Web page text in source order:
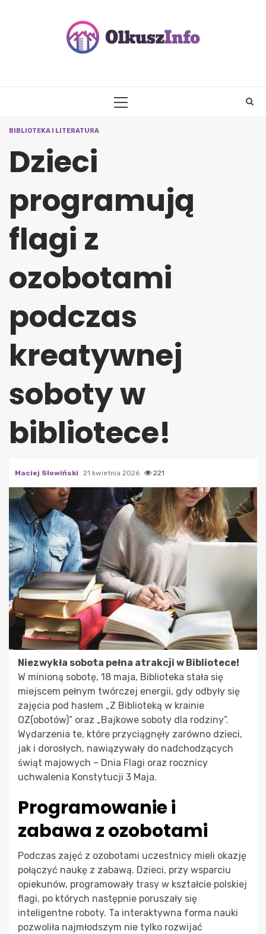
PRIMARY
BIBLIOTEKA I LITERATURA
Dzieci
programują
flagi z
ozobotami
podczas
kreatywnej
soboty w
bibliotece!
Maciej Słowiński 21 kwietnia 2026 221
Niezwykła sobota pełna atrakcji w Bibliotece!
W minioną sobotę, 18 maja, Biblioteka stała się
miejscem pełnym twórczej energii, gdy odbyły się
zajęcia pod hasłem „Z Biblioteką w krainie
OZ(obotów)” oraz „Bajkowe soboty dla rodziny”.
Wydarzenia te, które przyciągnęły zarówno dzieci,
jak i dorosłych, nawiązywały do nadchodzących
świąt majowych – Dnia Flagi oraz rocznicy
uchwalenia Konstytucji 3 Maja.
Programowanie i
zabawa z ozobotami
Podczas zajęć z ozobotami uczestnicy mieli okazję
połączyć naukę z zabawą. Dzieci, przy wsparciu
opiekunów, programowały trasy w kształcie polskiej
flagi, po których następnie poruszały się
inteligentne roboty. Ta interaktywna forma nauki
pozwoliła najmłodszym nie tylko rozwijać